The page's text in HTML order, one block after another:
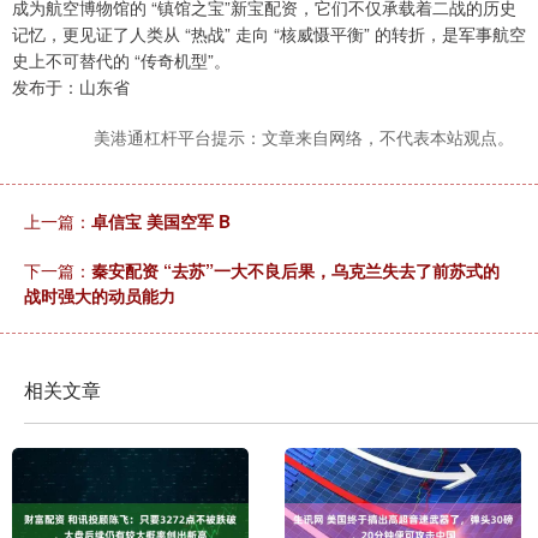
成为航空博物馆的 “镇馆之宝”新宝配资，它们不仅承载着二战的历史
记忆，更见证了人类从 “热战” 走向 “核威慑平衡” 的转折，是军事航空
史上不可替代的 “传奇机型”。
发布于：山东省
美港通杠杆平台提示：文章来自网络，不代表本站观点。
上一篇： 卓信宝 美国空军 B
下一篇： 秦安配资 “去苏”一大不良后果，乌克兰失去了前苏式的
战时强大的动员能力
相关文章